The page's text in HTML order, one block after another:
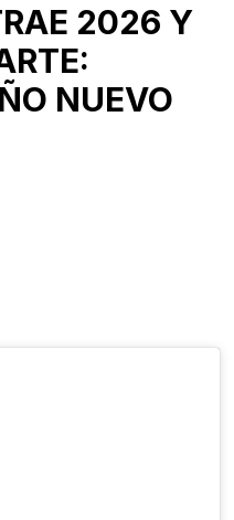
2026 Y
NUEVO